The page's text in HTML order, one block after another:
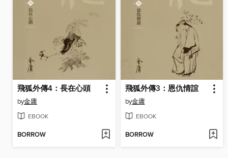
飛狐外傳4：長在心頭
by金庸
EBOOK
BORROW
飛狐外傳3：恩仇情誼
by金庸
EBOOK
BORROW